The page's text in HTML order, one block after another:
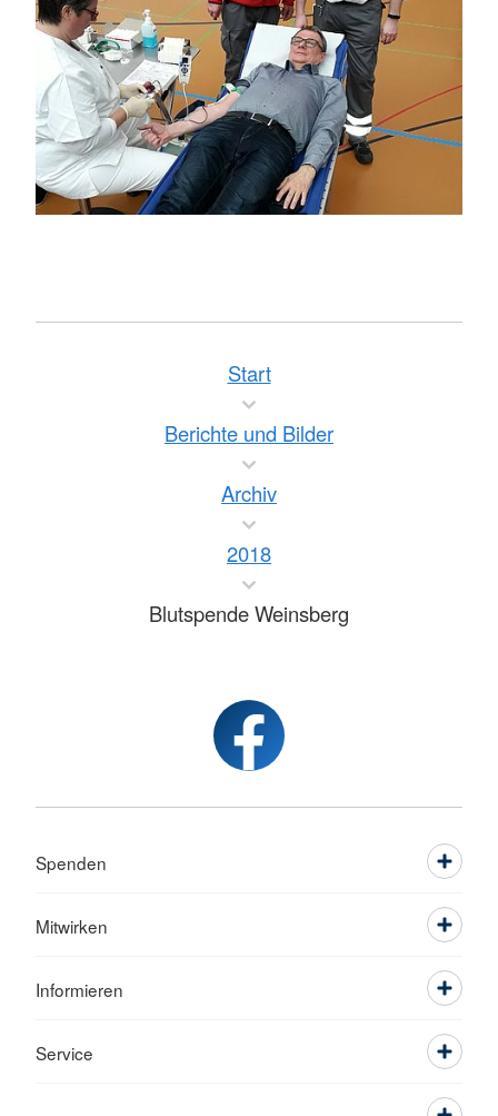
Start
Berichte und Bilder
Archiv
2018
Blutspende Weinsberg
Spenden
Mitwirken
Informieren
Service